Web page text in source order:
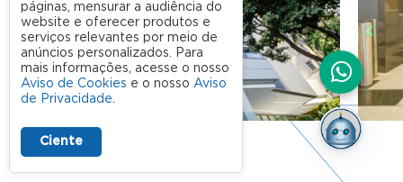
páginas, mensurar a audiência do
website e oferecer produtos e
serviços relevantes por meio de
anúncios personalizados. Para
mais informações, acesse o nosso
Aviso de Cookies e o nosso Aviso
de Privacidade.
Ciente